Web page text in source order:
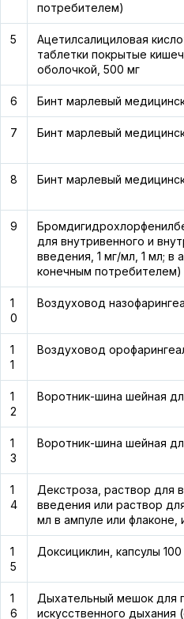
потребителем)
5
Ацетилсалициловая
таблетки покрытые
оболочкой, 500 мг
6 Бинт марлевый
7 Бинт марлевый
8 Бинт марлевый
9
для внутривенного и
введения, 1 мг/мл, 1 мл; в
конечным потребителем)
1
0
Воздуховод
1
1
Воздуховод
1
2
Воротник-шина шейная
1
3
Воротник-шина шейная
1
4
Декстроза, раствор для
введения или раствор
мл в ампуле или флаконе,
1
5
Доксициклин, капсулы 100
1
6
Дыхательный мешок для
искусственного дыхания